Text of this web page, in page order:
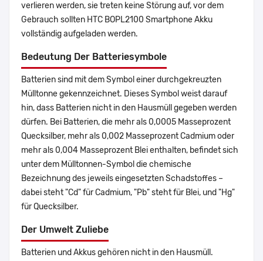
verlieren werden, sie treten keine Störung auf, vor dem
Gebrauch sollten HTC BOPL2100 Smartphone Akku
vollständig aufgeladen werden.
Bedeutung Der Batteriesymbole
Batterien sind mit dem Symbol einer durchgekreuzten
Mülltonne gekennzeichnet. Dieses Symbol weist darauf
hin, dass Batterien nicht in den Hausmüll gegeben werden
dürfen. Bei Batterien, die mehr als 0,0005 Masseprozent
Quecksilber, mehr als 0,002 Masseprozent Cadmium oder
mehr als 0,004 Masseprozent Blei enthalten, befindet sich
unter dem Mülltonnen-Symbol die chemische
Bezeichnung des jeweils eingesetzten Schadstoffes –
dabei steht "Cd" für Cadmium, "Pb" steht für Blei, und "Hg"
für Quecksilber.
Der Umwelt Zuliebe
Batterien und Akkus gehören nicht in den Hausmüll.